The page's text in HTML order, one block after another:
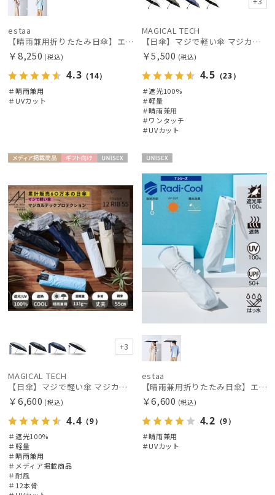
estaa
【晴雨兼用折りたたみ日傘】エスタ(estaa)REIKYAKUパラソル 大きめ60㎝ 世界初の放射冷却素材ラディクール 遮光100 UV100 耐風
￥8,250 (税込)
4.3 （14）
＃晴雨兼用
＃UVカット
MAGICAL TECH
【日傘】マジで軽い傘 マジカルテックプロテクション(MAGICAL TECH PROTECTION) 50cm 晴雨兼用傘自動開閉折りたたみ日傘 一級遮光100% UV 軽量 機能性 人気
￥5,500 (税込)
4.5 （23）
＃遮光100%
＃軽量
＃晴雨兼用
＃ワンタッチ
＃UVカット
+3
MAGICAL TECH
【日傘】マジで軽い傘 マジカルテックプロテクション（MAGICAL TECH PROTECTION）Tough 12 rib55cm
￥6,600 (税込)
4.4 （9）
＃遮光100%
＃軽量
＃晴雨兼用
＃メディア掲載商品
＃耐風
＃12本骨
X
estaa
【晴雨兼用折りたたみ日傘】エスタ(estaa)REIKYAKUパラソル 50㎝ 世界初の放射冷却素材ラディクール 遮光100 UV100
￥6,600 (税込)
4.2 （9）
＃晴雨兼用
＃UVカット